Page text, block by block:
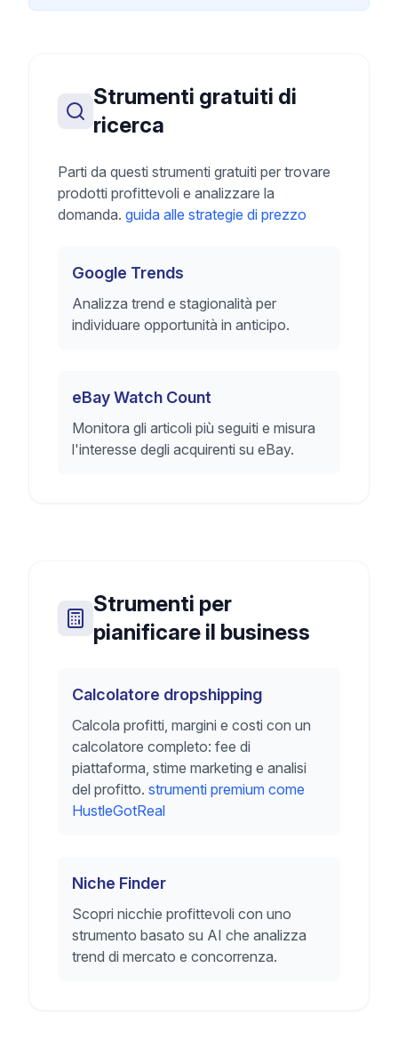
Strumenti gratuiti di
ricerca
Parti da questi strumenti gratuiti per trovare
prodotti profittevoli e analizzare la
domanda. guida alle strategie di prezzo
Google Trends
Analizza trend e stagionalità per
individuare opportunità in anticipo.
eBay Watch Count
Monitora gli articoli più seguiti e misura
l'interesse degli acquirenti su eBay.
Strumenti per
pianificare il business
Calcolatore dropshipping
Calcola profitti, margini e costi con un
calcolatore completo: fee di
piattaforma, stime marketing e analisi
del profitto. strumenti premium come
HustleGotReal
Niche Finder
Scopri nicchie profittevoli con uno
strumento basato su AI che analizza
trend di mercato e concorrenza.